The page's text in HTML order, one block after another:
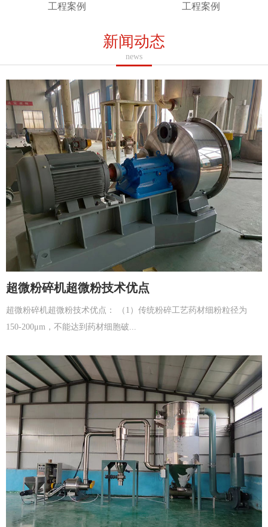
工程案例 工程案例
新闻动态
news
超微粉碎机超微粉技术优点
超微粉碎机超微粉技术优点： （1）传统粉碎工艺药材细粉粒径为
150-200μm，不能达到药材细胞破...